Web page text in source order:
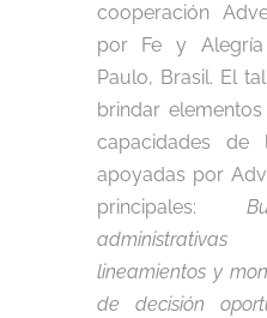
cooperación
por Fe y
Paulo, Brasil. El
brindar
capacidades de
apoyadas por
principales:
lineamientos y
de decisión